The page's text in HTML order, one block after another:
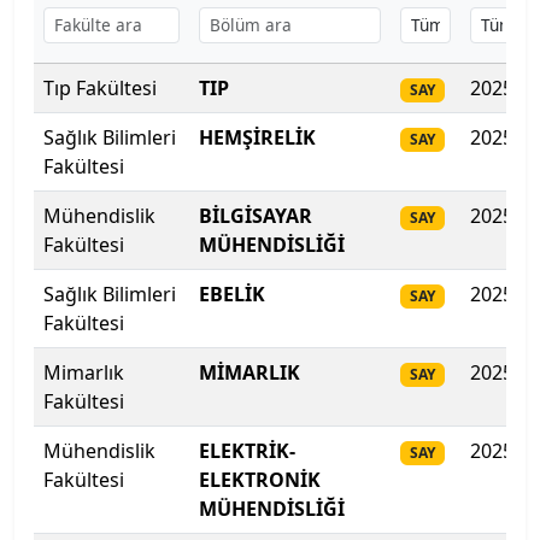
Başkent Üniversitesi
Başkent Üniversitesi
Başkent Üniversitesi
Batman Üniversitesi
Bayburt Üniversitesi
Beykoz Üniversitesi
Bezm-İ Alem Vakıf Üniversitesi
Bilecik Şeyh Edebali Üniversitesi
Bingöl Üniversitesi
Tıp Fakültesi TIP SAY 2025
Sağlık Bilimleri
Fakültesi
HEMŞİRELİK SAY 2025
Mühendislik
Fakültesi
BİLGİSAYAR
MÜHENDİSLİĞİ
SAY 2025
Sağlık Bilimleri
Fakültesi
EBELİK SAY 2025
Mimarlık
Fakültesi
MİMARLIK SAY 2025
Mühendislik
Fakültesi
ELEKTRİK-
ELEKTRONİK
MÜHENDİSLİĞİ
SAY 2025